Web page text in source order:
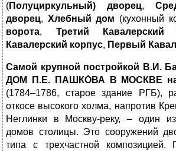
(Полуциркульный) дворец,
дворец, Хлебный дом (кухонный
ворота, Третий Кавалерский
Кавалерский корпус, Первый
Самой крупной постройкой В.И.
ДОМ П.Е. ПАШКО́ВА В МОСКВЕ
(1784–1786, старое здание РГБ),
откосе высокого холма, напротив
Неглинки в Москву-реку, – один
домов столицы. Это сооружений
типа с трехчастной